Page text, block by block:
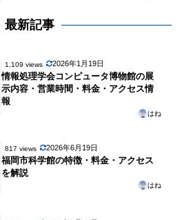
最新記事
1,109 views 2026年1月19日
情報処理学会コンピュータ博物館の展
示内容・営業時間・料金・アクセス情
報
はね
817 views 2026年6月19日
福岡市科学館の特徴・料金・アクセス
を解説
はね